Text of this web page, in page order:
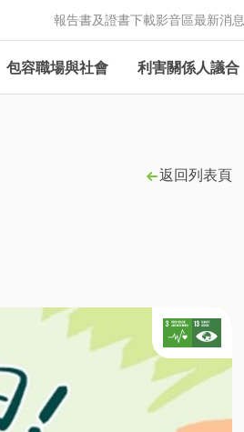
報告書及證書下載影音區最新消息
包容職場與社會 利害關係人議合
返回列表頁